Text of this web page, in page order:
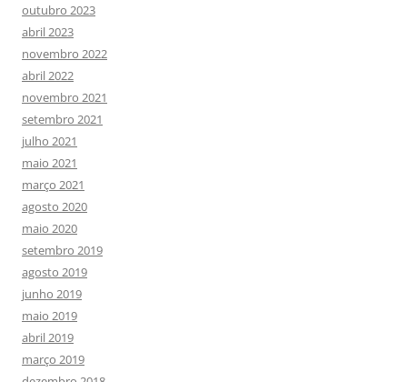
outubro 2023
abril 2023
novembro 2022
abril 2022
novembro 2021
setembro 2021
julho 2021
maio 2021
março 2021
agosto 2020
maio 2020
setembro 2019
agosto 2019
junho 2019
maio 2019
abril 2019
março 2019